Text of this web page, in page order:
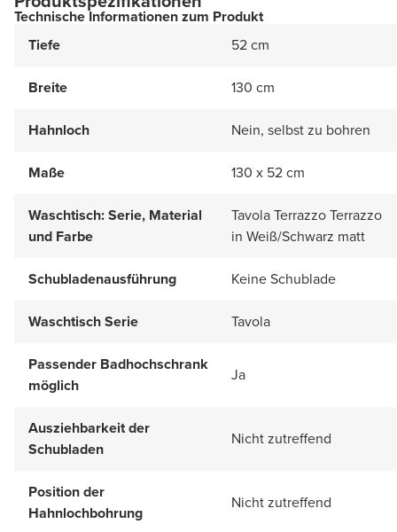
Technische Informationen zum Produkt
Tiefe
52 cm
Breite 130 cm
Hahnloch Nein, selbst zu bohren
Maße 130 x 52 cm
Waschtisch: Serie, Material
und Farbe
Tavola Terrazzo Terrazzo
in Weiß/Schwarz matt
Schubladenausführung Keine Schublade
Waschtisch Serie Tavola
Passender Badhochschrank
möglich
Ja
Ausziehbarkeit der
Schubladen
Nicht zutreffend
Position der
Hahnlochbohrung
Nicht zutreffend